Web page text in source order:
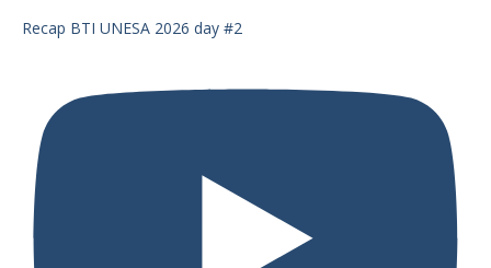
Recap BTI UNESA 2026 day #2